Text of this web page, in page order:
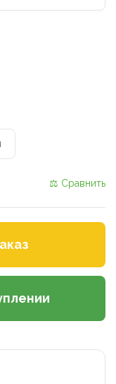
⚖ Сравнить